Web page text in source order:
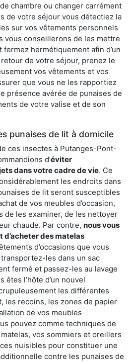
chambre ou changer carrément
de votre séjour vous détectiez la
sur vos vêtements personnels
vous conseillerons de les mettre
hermétiquement afin d’un
de votre séjour, prenez le
vos vêtements et vos
que vous ne les rapportiez
présence avérée de punaises de
de votre valise et de son
punaises de lit à domicile
ces insectes à Putanges-Pont-
d’éviter
dans votre cadre de vie. Ce
les endroits dans
de lit seront susceptibles
de vos meubles d’occasion,
de les examiner, de les nettoyer
chaude. Par contre, nous vous
des matelas
d’occasions que vous
les dans un sac
fermé et passez-les au lavage
êtes l’hôte d’un nouvel
les différentes
les recoins, les zones de papier
de vos meubles
pouvez comme techniques de
vos sommiers et oreillers
nuisibles pour constituer une
contre les punaises de